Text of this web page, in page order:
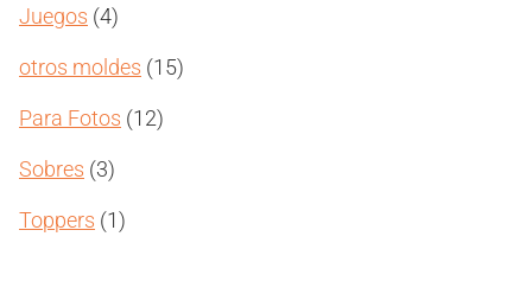
Juegos 44
otros moldes 1515
Para Fotos 1212
Sobres 33
Toppers 11